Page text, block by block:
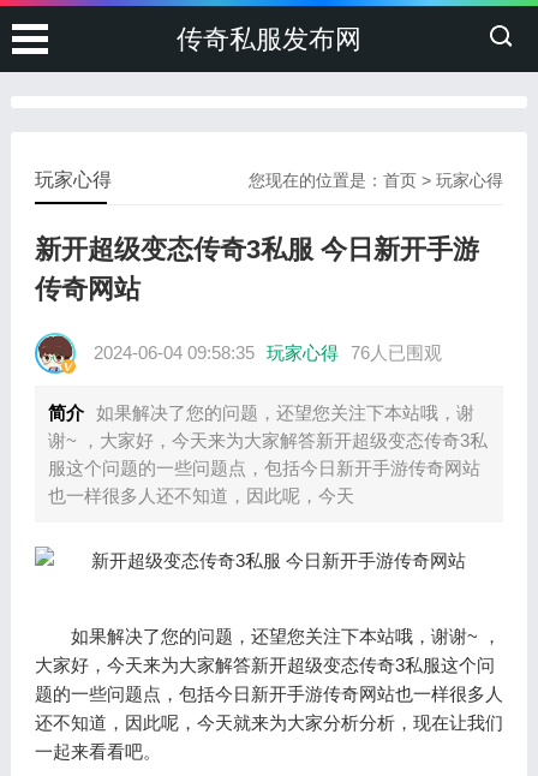
传奇私服发布网
您现在的位置是：首页 >玩家心得
玩家心得
新开超级变态传奇3私服 今日新开手游
传奇网站
2024-06-04 09:58:35 玩家心得 76人已围观
简介 如果解决了您的问题，还望您关注下本站哦，谢
谢~ ，大家好，今天来为大家解答新开超级变态传奇3私
服这个问题的一些问题点，包括今日新开手游传奇网站
也一样很多人还不知道，因此呢，今天
如果解决了您的问题，还望您关注下本站哦，谢谢~ ，
大家好，今天来为大家解答新开超级变态传奇3私服这个问
题的一些问题点，包括今日新开手游传奇网站也一样很多人
还不知道，因此呢，今天就来为大家分析分析，现在让我们
一起来看看吧。